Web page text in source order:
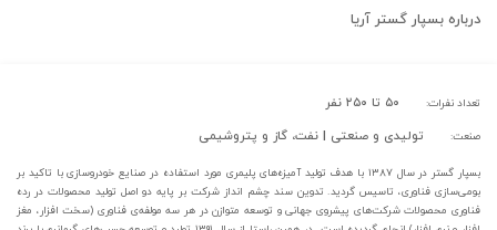
درباره بسپار گستر آریا
تعداد نفرات: ۵۰ تا ۲۵۰ نفر
صنعت: تولیدی و صنعتی | نفت، گاز و پتروشیمی
بسپار گستر در سال ۱۳۸۷ با هدف تولید آمیزه­‌های پلیمری مورد استفاده در صنایع خودروسازی با تاکید بر
بومی‌سازی فناوری، تاسیس گردید. تدوین سند چشم انداز شرکت بر پایه دو اصل تولید محصولات در رده
فناوری محصولات شرکت­‌های پیشروی جهانی و توسعه متوازن در هر سه مولفه­‌ی فناوری (سخت افزار، مغز